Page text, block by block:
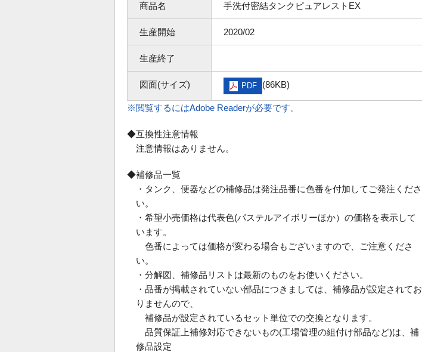
商品名 手洗付密結タンクピュアレストEX
生産開始 2020/02
生産終了
図面(サイズ) PDF (86KB)
※閲覧するにはAdobe Readerが必要です。
◆互換性注意情報
注意情報はありません。
◆補修品一覧
・タンク、便器などの補修品は発注品番に色番を付加してご発注くださ
い。
・希望小売価格は代表色(パステルアイボリーほか）の価格を表示して
います。
色番によっては価格が変わる場合もございますので、ご注意くださ
い。
・分解図、補修品リストは最新のものをお使いください。
・品番が掲載されていない部品につきましては、補修品が設定されてお
りませんので、
補修品が設定されているセット単位での交換となります。
品質保証上補修対応できないもの(工場管理の組付け部品など)は、補
修品設定